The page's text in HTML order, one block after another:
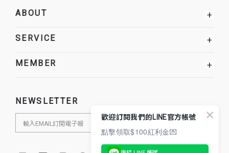
ABOUT +
SERVICE +
MEMBER +
NEWSLETTER
歡迎訂閱我們的LINE官方帳號
點擊領取$100紅利金💌